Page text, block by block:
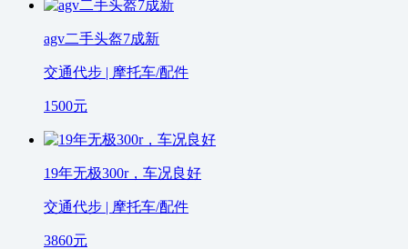
agv二手头盔7成新
交通代步 | 摩托车/配件
1500元
19年无极300r，车况良好
交通代步 | 摩托车/配件
3860元